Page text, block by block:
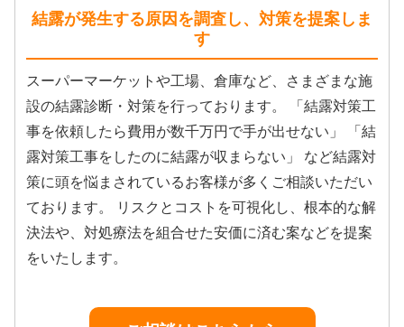
結露が発生する原因を調査し、対策を提案しま
す
スーパーマーケットや工場、倉庫など、さまざまな施
設の結露診断・対策を行っております。 「結露対策工
事を依頼したら費用が数千万円で手が出せない」 「結
露対策工事をしたのに結露が収まらない」 など結露対
策に頭を悩まされているお客様が多くご相談いただい
ております。 リスクとコストを可視化し、根本的な解
決法や、対処療法を組合せた安価に済む案などを提案
をいたします。